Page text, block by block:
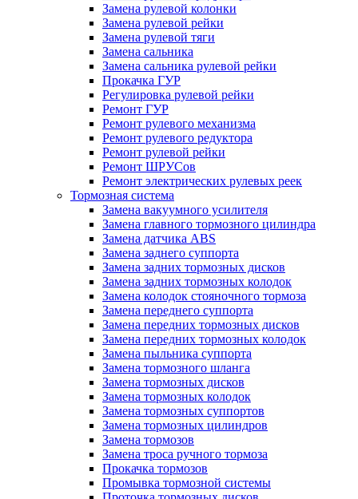
Замена рулевой колонки
Замена рулевой рейки
Замена рулевой тяги
Замена сальника
Замена сальника рулевой рейки
Прокачка ГУР
Регулировка рулевой рейки
Ремонт ГУР
Ремонт рулевого механизма
Ремонт рулевого редуктора
Ремонт рулевой рейки
Ремонт ШРУСов
Ремонт электрических рулевых реек
Тормозная система
Замена вакуумного усилителя
Замена главного тормозного цилиндра
Замена датчика ABS
Замена заднего суппорта
Замена задних тормозных дисков
Замена задних тормозных колодок
Замена колодок стояночного тормоза
Замена переднего суппорта
Замена передних тормозных дисков
Замена передних тормозных колодок
Замена пыльника суппорта
Замена тормозного шланга
Замена тормозных дисков
Замена тормозных колодок
Замена тормозных суппортов
Замена тормозных цилиндров
Замена тормозов
Замена троса ручного тормоза
Прокачка тормозов
Промывка тормозной системы